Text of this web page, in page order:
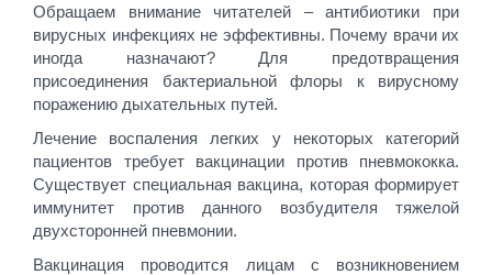
Обращаем внимание читателей – антибиотики при
вирусных инфекциях не эффективны. Почему врачи их
иногда назначают? Для предотвращения
присоединения бактериальной флоры к вирусному
поражению дыхательных путей.
Лечение воспаления легких у некоторых категорий
пациентов требует вакцинации против пневмококка.
Существует специальная вакцина, которая формирует
иммунитет против данного возбудителя тяжелой
двухсторонней пневмонии.
Вакцинация проводится лицам с возникновением